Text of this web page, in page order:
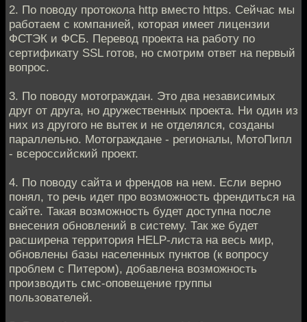
2. По поводу протокола http вместо https. Сейчас мы
работаем с компанией, которая имеет лицензии
ФСТЭК и ФСБ. Перевод проекта на работу по
сертификату SSL готов, но смотрим ответ на первый
вопрос.
3. По поводу мотограждан. Это два независимых
друг от друга, но дружественных проекта. Ни один из
них из другого не вытек и не отделялся, созданы
параллельно. Мотограждане - регионалы, МотоПипл
- всероссийский проект.
4. По поводу сайта и френдов на нем. Если верно
понял, то речь идет про возможность френдиться на
сайте. Такая возможность будет доступна после
внесения обновлений в систему. Так же будет
расширена территория HELP-листа на весь мир,
обновлены базы населенных пунктов (к вопросу
проблем с Питером), добавлена возможность
производить смс-оповещение группы
пользователей.